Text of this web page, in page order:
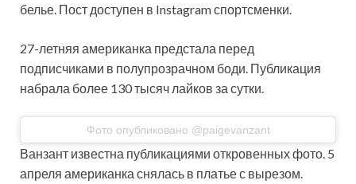
белье. Пост доступен в Instagram спортсменки.
27-летняя американка предстала перед
подписчиками в полупрозрачном боди. Публикация
набрала более 130 тысяч лайков за сутки.
Фото опубликовано @paigevanzant
Ванзант известна публикациями откровенных фото. 5
апреля американка снялась в платье с вырезом.